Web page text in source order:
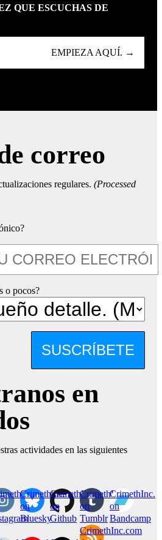
QUE ESCUCHAS DE
EMPIEZA AQUÍ. →
correo
regulares. (Processed
o pocos?
SUSCRÍBETE
en
actividades en las siguientes
Crimethinc.
on
Bluesky
CrimethInc.
on
Github
CrimethInc.
on
Tumblr
CrimethInc.
on
Bandcamp
CrimethInc.com